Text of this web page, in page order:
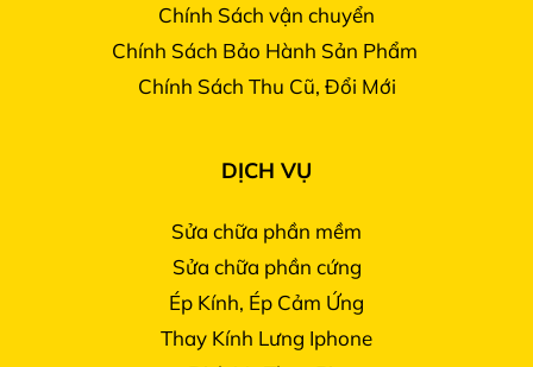
Chính Sách vận chuyển
Chính Sách Bảo Hành Sản Phẩm
Chính Sách Thu Cũ, Đổi Mới
DỊCH VỤ
Sửa chữa phần mềm
Sửa chữa phần cứng
Ép Kính, Ép Cảm Ứng
Thay Kính Lưng Iphone